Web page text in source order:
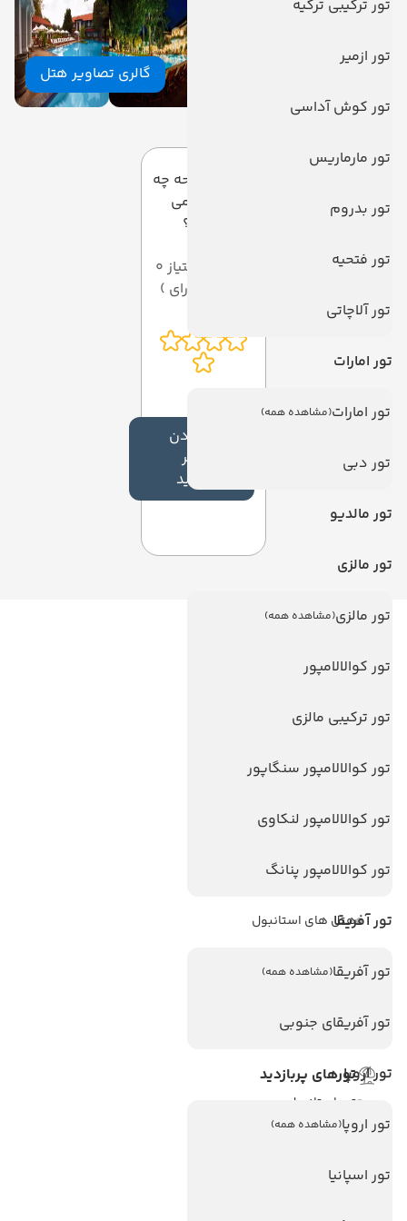
تور ترکیبی ترکیه
تور ازمیر
تور کوش آداسی
تور مارماریس
تور بدروم
تور فتحیه
تور آلاچاتی
تور امارات
تور امارات(مشاهده همه)
تور دبی
تور مالدیو
تور مالزی
تور مالزی(مشاهده همه)
تور کوالالامپور
تور ترکیبی مالزی
تور کوالالامپور سنگاپور
تور کوالالامپور لنکاوی
تور کوالالامپور پنانگ
تور آفریقا
تور آفریقا(مشاهده همه)
تور آفریقای جنوبی
تور اروپا
تور اروپا(مشاهده همه)
تور اسپانیا
گالری تصاویر هتل
دیدگاه کاربران
به این صفحه چه
امتیازی می
دهید؟
میانگین امتیاز 0
افزودن
نظر
جدید
ویزا
ویزا کانادا
تماس با ما
هتل های پر بازدید
هتل های استانبول
هتل های اندونزی
هتل های سریلانکا
تورهای پربازدید
تور استانبول
تور آنتالیا
تور پوکت